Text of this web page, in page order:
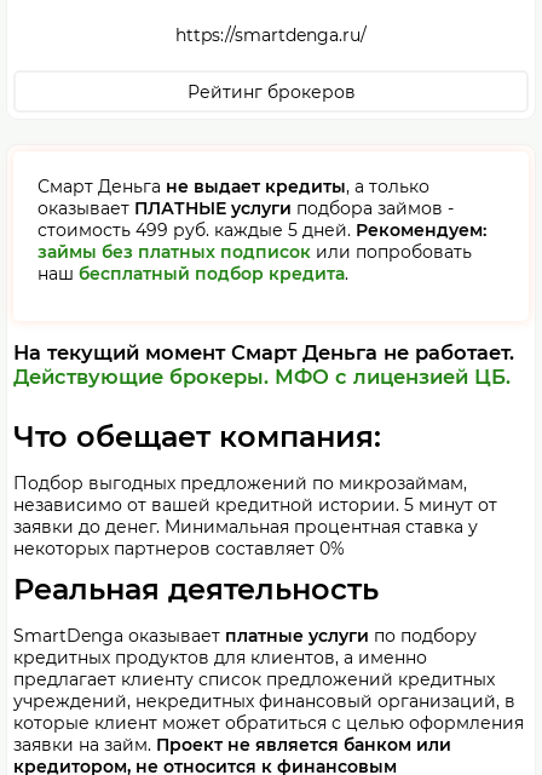
https://smartdenga.ru/
Рейтинг брокеров
Смарт Деньга не выдает кредиты, а только
оказывает ПЛАТНЫЕ услуги подбора займов -
стоимость 499 руб. каждые 5 дней. Рекомендуем:
займы без платных подписок или попробовать
наш бесплатный подбор кредита.
На текущий момент Смарт Деньга не работает.
Действующие брокеры. МФО с лицензией ЦБ.
Что обещает компания:
Подбор выгодных предложений по микрозаймам,
независимо от вашей кредитной истории. 5 минут от
заявки до денег. Минимальная процентная ставка у
некоторых партнеров составляет 0%
Реальная деятельность
SmartDenga оказывает платные услуги по подбору
кредитных продуктов для клиентов, а именно
предлагает клиенту список предложений кредитных
учреждений, некредитных финансовый организаций, в
которые клиент может обратиться с целью оформления
заявки на займ. Проект не является банком или
кредитором, не относится к финансовым